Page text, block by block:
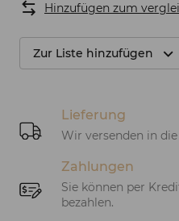
Hinzufügen zum
Zur Liste hinzufügen
Lieferung
Wir versenden in
Zahlungen
Sie können per
bezahlen.